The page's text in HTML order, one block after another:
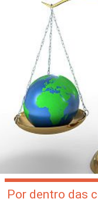
Por dentro das